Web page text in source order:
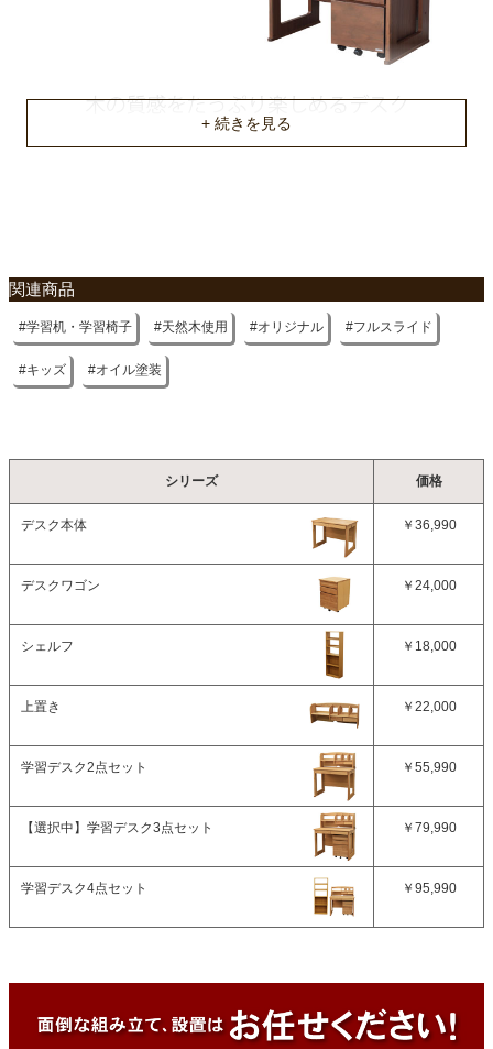
幅42x奥行47x高さ60(cm)
関連商品
学習机・学習椅子 天然木使用 オリジナル フルスライド
キッズ オイル塗装
シリーズ 価格
デスク本体 ￥36,990
デスクワゴン ￥24,000
シェルフ ￥18,000
上置き ￥22,000
学習デスク2点セット ￥55,990
【選択中】 学習デスク3点セット ￥79,990
学習デスク4点セット ￥95,990